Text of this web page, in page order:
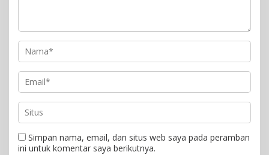
Simpan nama, email, dan situs web saya pada peramban
ini untuk komentar saya berikutnya.